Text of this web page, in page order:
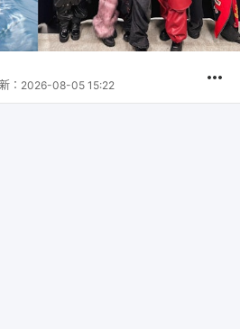
： 2026-08-05 15:22